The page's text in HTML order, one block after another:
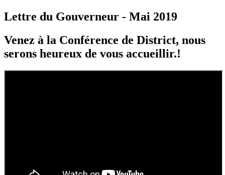
Lettre du Gouverneur - Mai 2019
Venez à la Conférence de District, nous
serons heureux de vous accueillir.!